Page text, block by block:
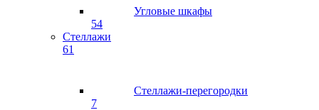
Угловые шкафы
54
Стеллажи
61
Стеллажи-перегородки
7